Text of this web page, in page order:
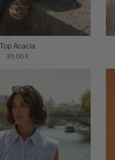
Top Acacia
39,00 €